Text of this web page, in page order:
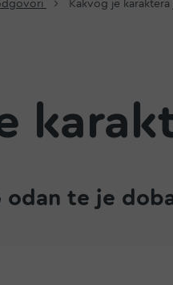
Kakvog je
odan te je